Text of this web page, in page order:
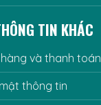
TIN KHÁC
và thanh toán
thông tin